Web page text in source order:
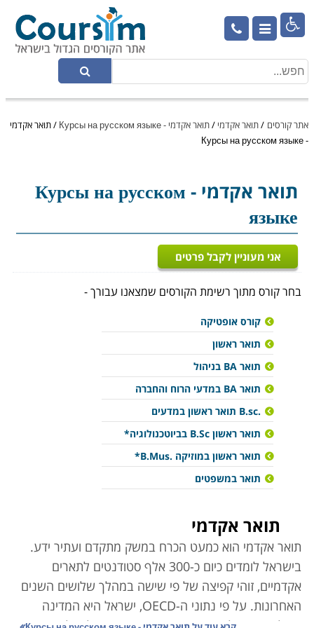

אתר קורסים /תואר אקדמי /תואר אקדמי - Курсы на русском языке /תואר אקדמי
- Курсы на русском языке
תואר אקדמי
- Курсы на русском
языке
אני מעוניין לקבל פרטים
בחר קורס מתוך רשימת הקורסים שמצאנו עבורך -
קורס אופטיקה
תואר ראשון
תואר BA בניהול
תואר BA במדעי הרוח והחברה
.B.sc תואר ראשון במדעים
תואר ראשון B.Sc בביוטכנולוגיה*
תואר ראשון במוזיקה .B.Mus*
תואר במשפטים
תואר אקדמי
תואר אקדמי הוא כמעט הכרח במשק מתקדם ועתיר ידע.
בישראל לומדים כיום כ-300 אלף סטודנטים לתארים
אקדמיים, זוהי קפיצה של פי שישה במהלך שלושים השנים
האחרונות. על פי נתוני ה-OECD, ישראל היא המדינה